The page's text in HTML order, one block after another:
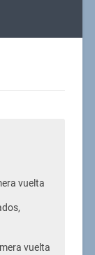
vuelta
vuelta